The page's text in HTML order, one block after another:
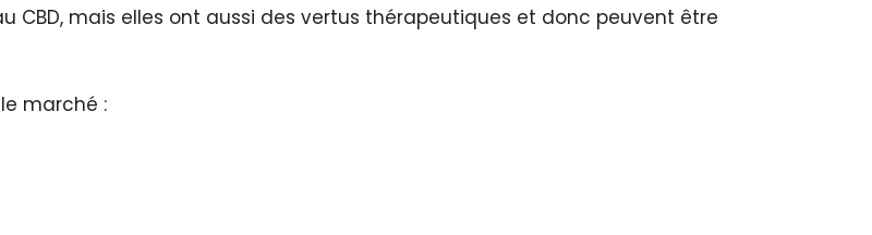
CBD, mais elles ont aussi des vertus thérapeutiques et donc peuvent être
marché :